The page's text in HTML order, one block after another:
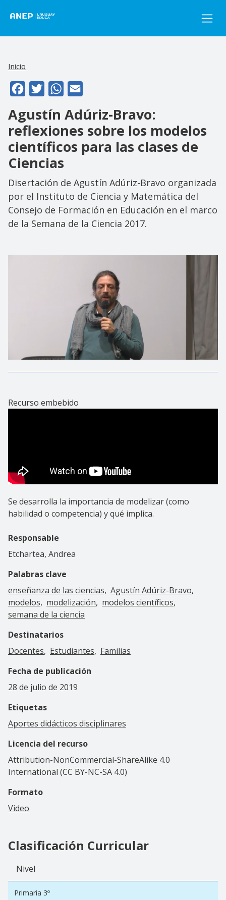
Inicio
FacebookTwitterWhatsApp
Agustín Adúriz-Bravo:
reflexiones sobre los modelos
científicos para las clases de
Ciencias
Disertación de Agustín Adúriz-Bravo organizada
por el Instituto de Ciencia y Matemática del
Consejo de Formación en Educación en el marco
de la Semana de la Ciencia 2017.
Recurso embebido
Se desarrolla la importancia de modelizar (como
habilidad o competencia) y qué implica.
Responsable
Etchartea, Andrea
Palabras clave
enseñanza de las ciencias Agustín Adúriz-Bravo
modelos
modelización
modelos científicos
semana de la ciencia
Destinatarios
Docentes
Estudiantes
Familias
Fecha de publicación
28 de julio de 2019
Etiquetas
Aportes didácticos disciplinares
Licencia del recurso
Attribution-NonCommercial-ShareAlike 4.0
International (CC BY-NC-SA 4.0)
Formato
Video
Clasificación Curricular
Nivel
Primaria 3º